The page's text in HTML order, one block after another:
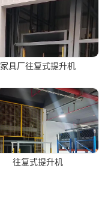
家具厂往复式提升机
往复式提升机